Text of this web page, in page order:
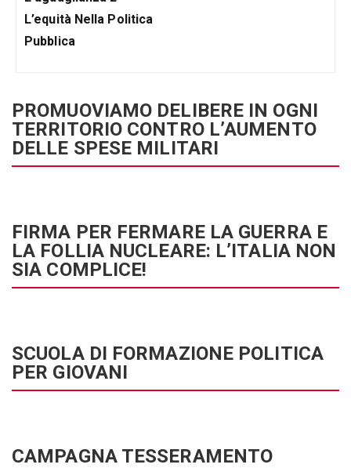
L’equità Nella Politica
Pubblica
PROMUOVIAMO DELIBERE IN OGNI
TERRITORIO CONTRO L’AUMENTO
DELLE SPESE MILITARI
FIRMA PER FERMARE LA GUERRA E
LA FOLLIA NUCLEARE: L’ITALIA NON
SIA COMPLICE!
SCUOLA DI FORMAZIONE POLITICA
PER GIOVANI
CAMPAGNA TESSERAMENTO